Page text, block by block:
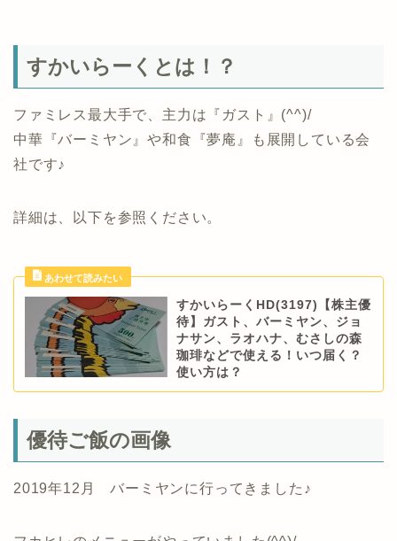
すかいらーくとは！？
ファミレス最大手で、主力は『ガスト』(^^)/
中華『バーミヤン』や和食『夢庵』も展開している会
社です♪
詳細は、以下を参照ください。
すかいらーくHD(3197)【株主優
待】ガスト、バーミヤン、ジョ
ナサン、ラオハナ、むさしの森
珈琲などで使える！いつ届く？
使い方は？
優待ご飯の画像
2019年12月 バーミヤンに行ってきました♪